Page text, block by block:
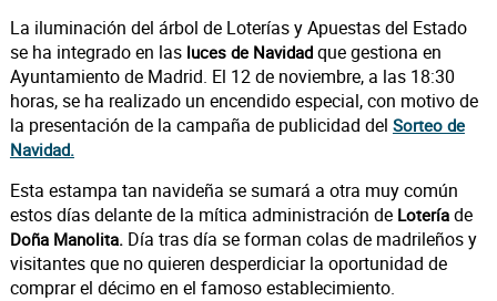
La iluminación del árbol de Loterías y Apuestas del Estado
se ha integrado en lasluces de Navidadque gestiona en
Ayuntamiento de Madrid. El 12 de noviembre, a las 18:30
horas, se ha realizado un encendido especial, con motivo de
la presentación de la campaña de publicidad del Sorteo de
Navidad.
Esta estampa tan navideña se sumará a otra muy común
estos días delante de la mítica administración de Loteríade
Doña Manolita.Día tras día se forman colas de madrileños y
visitantes que no quieren desperdiciar la oportunidad de
comprar el décimo en el famoso establecimiento.